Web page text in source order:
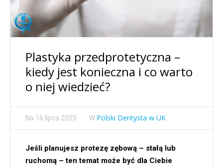
Plastyka przedprotetyczna –
kiedy jest konieczna i co warto
o niej wiedzieć?
Na 16 lipca 2025 W Polski Dentysta w UK
Jeśli planujesz protezę zębową – stałą lub
ruchomą – ten temat może być dla Ciebie